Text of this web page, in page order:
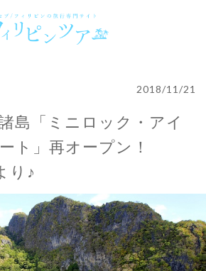
島「ミニロック・アイ
ト」再オープン！
り♪
2018/11/21